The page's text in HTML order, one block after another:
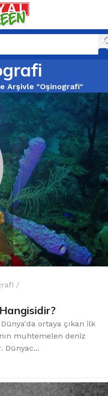
Arşivle "Oşinografi"
ortaya çıkan ilk
muhtemelen deniz
Dünyac...